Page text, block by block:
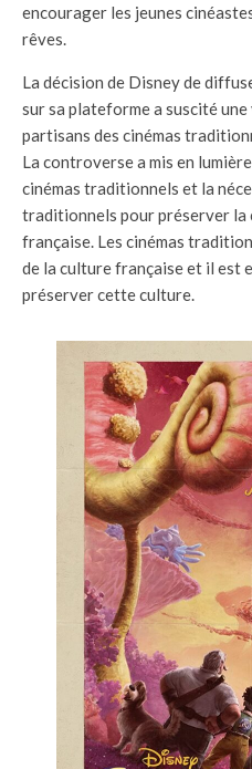
encourager les jeunes
rêves.
La décision de Disney de
sur sa plateforme a suscité
partisans des cinémas
La controverse a mis en
cinémas traditionnels et la
traditionnels pour préserver
française. Les cinémas
de la culture française et il est
préserver cette culture.